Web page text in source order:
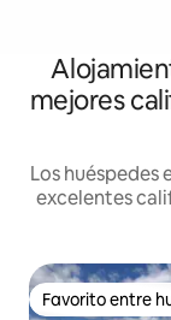
mejores
Los huéspedes
excelentes
Favorito entre
Favorito entre